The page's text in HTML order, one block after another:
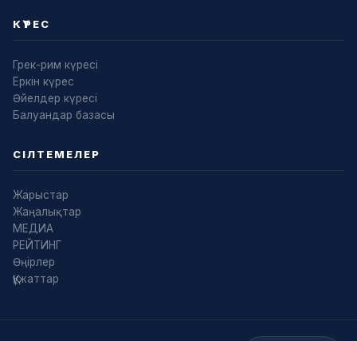
КҮРЕС
Грек-рим күресі
Еркін күрес
Әйелдер күресі
Балуандар базасы
СІЛТЕМЕЛЕР
Жарыстар
Жаңалықтар
МЕДИА
РЕЙТИНГ
Өңірлер
Құжаттар